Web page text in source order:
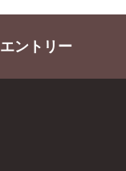
エントリー